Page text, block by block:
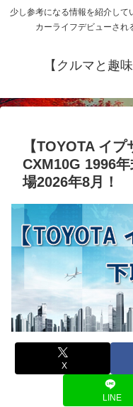
少し参考になる情報を紹介して
カーライフデビューされ
【クルマと趣
【TOYOTA イ
CXM10G 1996
場2026年8月！
X
LINE